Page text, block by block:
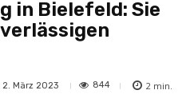
in Bielefeld: Sie
2. März 2023 844 2 min.